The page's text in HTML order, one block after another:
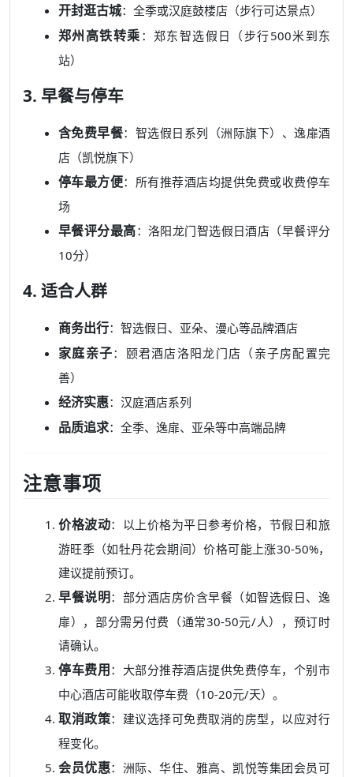
开封逛古城：全季或汉庭鼓楼店（步行可达景点）
郑州高铁转乘 ：郑东智选假日（步行500米到东
站）
3. 早餐与停车
含免费早餐：智选假日系列（洲际旗下）、逸扉酒
店（凯悦旗下）
停车最方便：所有推荐酒店均提供免费或收费停车
场
早餐评分最高：洛阳龙门智选假日酒店（早餐评分
10分）
4. 适合人群
商务出行：智选假日、亚朵、漫心等品牌酒店
家庭亲子：颐君酒店洛阳龙门店（亲子房配置完
善）
经济实惠：汉庭酒店系列
品质追求：全季、逸扉、亚朵等中高端品牌
注意事项
价格波动：以上价格为平日参考价格，节假日和旅
游旺季（如牡丹花会期间）价格可能上涨30-50%，
建议提前预订。
早餐说明：部分酒店房价含早餐（如智选假日、逸
扉），部分需另付费（通常30-50元/人），预订时
请确认。
停车费用：大部分推荐酒店提供免费停车，个别市
中心酒店可能收取停车费（10-20元/天）。
取消政策：建议选择可免费取消的房型，以应对行
程变化。
会员优惠：洲际、华住、雅高、凯悦等集团会员可